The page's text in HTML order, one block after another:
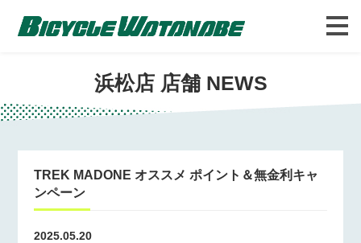
FAQ
浜松店 店舗 NEWS
TREK MADONE オススメ ポイント＆無金利キャ
ンペーン
2025.05.20